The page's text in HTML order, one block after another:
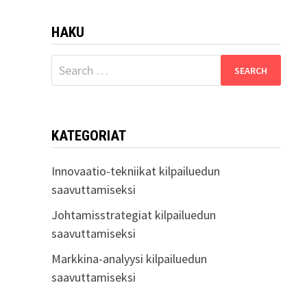
HAKU
Search
for:
KATEGORIAT
Innovaatio-tekniikat kilpailuedun
saavuttamiseksi
Johtamisstrategiat kilpailuedun
saavuttamiseksi
Markkina-analyysi kilpailuedun
saavuttamiseksi